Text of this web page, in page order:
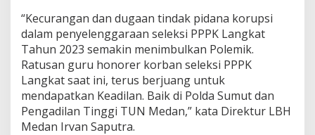
“Kecurangan dan dugaan tindak pidana korupsi
dalam penyelenggaraan seleksi PPPK Langkat
Tahun 2023 semakin menimbulkan Polemik.
Ratusan guru honorer korban seleksi PPPK
Langkat saat ini, terus berjuang untuk
mendapatkan Keadilan. Baik di Polda Sumut dan
Pengadilan Tinggi TUN Medan,” kata Direktur LBH
Medan Irvan Saputra.